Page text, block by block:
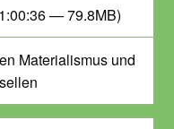
— 79.8MB)
Materialismus und